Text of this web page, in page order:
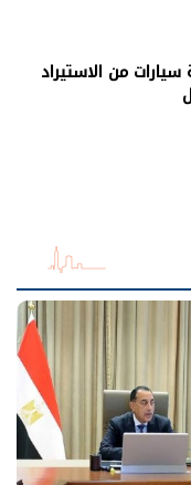
من الاستيراد